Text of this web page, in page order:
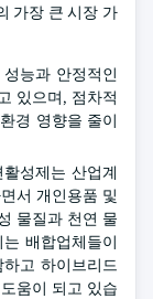
가장 큰 시장 가
능과 안정적인
있으며, 점차적
경 영향을 줄이
성제는 산업계
서 개인용품 및
물질과 천연 물
배합업체들이
고 하이브리드
움이 되고 있습